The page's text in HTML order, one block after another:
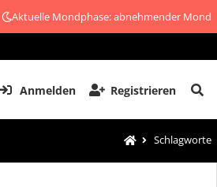
Aktuelle Mondphase: abnehmender Mond
Anmelden Registrieren
Schlagworte